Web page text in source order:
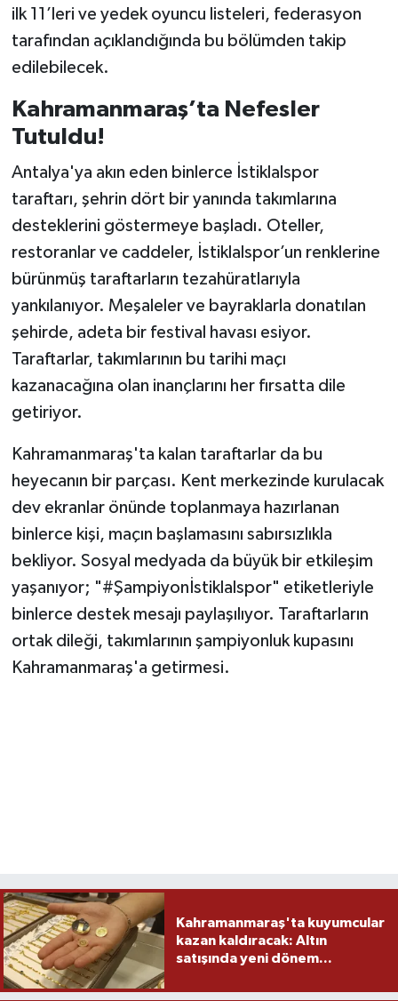
ilk 11’leri ve yedek oyuncu listeleri, federasyon
tarafından açıklandığında bu bölümden takip
edilebilecek.
Kahramanmaraş’ta Nefesler
Tutuldu!
Antalya'ya akın eden binlerce İstiklalspor
taraftarı, şehrin dört bir yanında takımlarına
desteklerini göstermeye başladı. Oteller,
restoranlar ve caddeler, İstiklalspor’un renklerine
bürünmüş taraftarların tezahüratlarıyla
yankılanıyor. Meşaleler ve bayraklarla donatılan
şehirde, adeta bir festival havası esiyor.
Taraftarlar, takımlarının bu tarihi maçı
kazanacağına olan inançlarını her fırsatta dile
getiriyor.
Kahramanmaraş'ta kalan taraftarlar da bu
heyecanın bir parçası. Kent merkezinde kurulacak
dev ekranlar önünde toplanmaya hazırlanan
binlerce kişi, maçın başlamasını sabırsızlıkla
bekliyor. Sosyal medyada da büyük bir etkileşim
yaşanıyor; "#Şampiyonİstiklalspor" etiketleriyle
binlerce destek mesajı paylaşılıyor. Taraftarların
ortak dileği, takımlarının şampiyonluk kupasını
Kahramanmaraş'a getirmesi.
Kahramanmaraş'ta kuyumcular
kazan kaldıracak: Altın
satışında yeni dönem...
KÜLTÜR SANAT